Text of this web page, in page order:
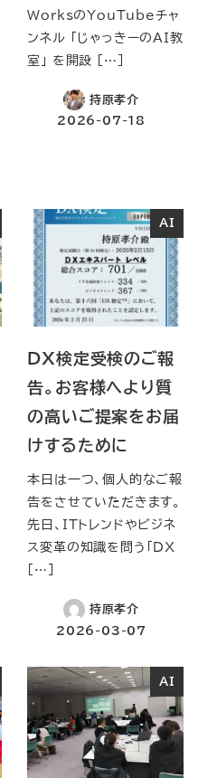
WorksのYouTubeチャ
ンネル 「じゃっきーのAI教
室」 を開設 […]
持原孝介
2026-07-18
AI
DX検定受検のご報
告。お客様へより質
の高いご提案をお届
けするために
本日は一つ、個人的なご報
告をさせていただきます。
先日、ITトレンドやビジネ
ス変革の知識を問う「DX
[…]
持原孝介
2026-03-07
AI